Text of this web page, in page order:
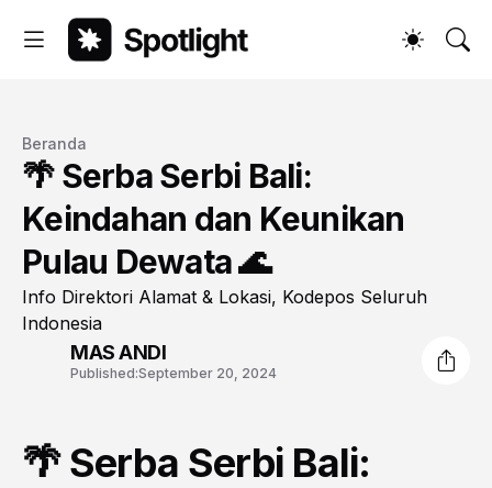
Beranda
🌴 Serba Serbi Bali:
Keindahan dan Keunikan
Pulau Dewata 🌊
Info Direktori Alamat & Lokasi, Kodepos Seluruh
Indonesia
MAS ANDI
Published:September 20, 2024
🌴 Serba Serbi Bali: